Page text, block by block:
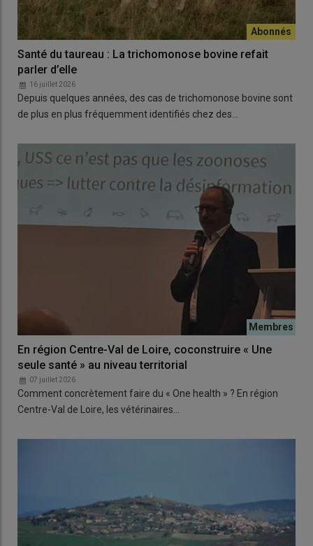
Santé du taureau : La trichomonose bovine refait
parler d’elle
16 juillet 2026
Depuis quelques années, des cas de trichomonose bovine sont
de plus en plus fréquemment identifiés chez des…
En région Centre-Val de Loire, coconstruire « Une
seule santé » au niveau territorial
07 juillet 2026
Comment concrètement faire du « One health » ? En région
Centre-Val de Loire, les vétérinaires…